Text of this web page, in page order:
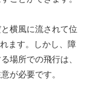
横風に流されて位
ます。しかし、障
場所での飛行は、
が必要です。